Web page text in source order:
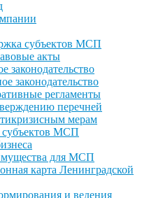
субъектов МСП
акты
законодательство
законодательство
регламенты
перечней
мерам
субъектов МСП
для МСП
карта Ленинградской
и ведения